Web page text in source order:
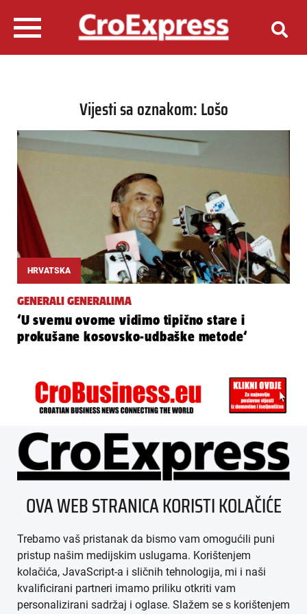
Vijesti sa oznakom: Lošo
HRVATSKA
GENERALI GENERALIMA
‘U svemu ovome vidimo tipično stare i
prokušane kosovsko-udbaške metode‘
ÜBER UNS
IMPRESSUM
AGB
DATENSCHUTZ
OVA WEB STRANICA KORISTI KOLAČIĆE
Trebamo vaš pristanak da bismo vam omogućili puni
pristup našim medijskim uslugama. Korištenjem
kolačića, JavaScript-a i sličnih tehnologija, mi i naši
kvalificirani partneri imamo priliku otkriti vam
personalizirani sadržaj i oglase. Slažem se s korištenjem